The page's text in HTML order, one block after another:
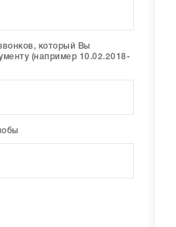
который Вы
(например 10.02.2018-